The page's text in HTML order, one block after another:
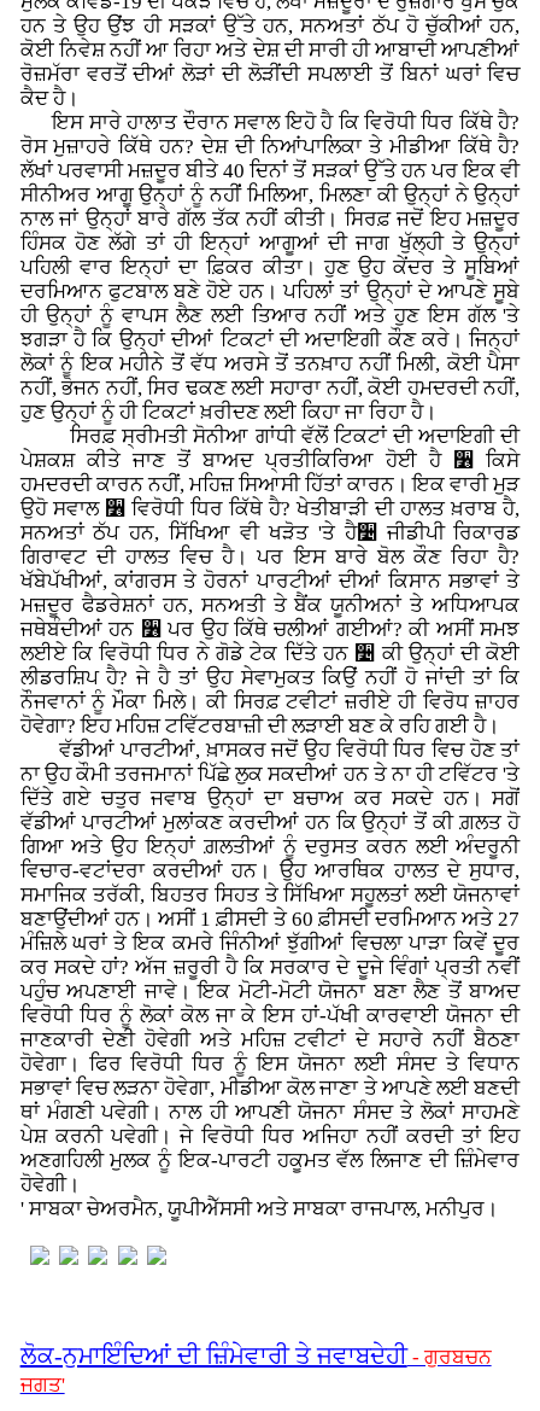
ਹਨ ਤੇ ਉਹ ਉਂਝ ਹੀ ਸੜਕਾਂ ਉੱਤੇ ਹਨ, ਸਨਅਤਾਂ ਠੱਪ ਹੋ ਚੁੱਕੀਆਂ ਹਨ,
ਕੋਈ ਨਿਵੇਸ਼ ਨਹੀਂ ਆ ਰਿਹਾ ਅਤੇ ਦੇਸ਼ ਦੀ ਸਾਰੀ ਹੀ ਆਬਾਦੀ ਆਪਣੀਆਂ
ਰੋਜ਼ਮੱਰਾ ਵਰਤੋਂ ਦੀਆਂ ਲੋੜਾਂ ਦੀ ਲੋੜੀਂਦੀ ਸਪਲਾਈ ਤੋਂ ਬਿਨਾਂ ਘਰਾਂ ਵਿਚ
ਕੈਦ ਹੈ।
ਇਸ ਸਾਰੇ ਹਾਲਾਤ ਦੌਰਾਨ ਸਵਾਲ ਇਹੋ ਹੈ ਕਿ ਵਿਰੋਧੀ ਧਿਰ ਕਿੱਥੇ ਹੈ?
ਰੋਸ ਮੁਜ਼ਾਹਰੇ ਕਿੱਥੇ ਹਨ? ਦੇਸ਼ ਦੀ ਨਿਆਂਪਾਲਿਕਾ ਤੇ ਮੀਡੀਆ ਕਿੱਥੇ ਹੈ?
ਲੱਖਾਂ ਪਰਵਾਸੀ ਮਜ਼ਦੂਰ ਬੀਤੇ 40 ਦਿਨਾਂ ਤੋਂ ਸੜਕਾਂ ਉੱਤੇ ਹਨ ਪਰ ਇਕ ਵੀ
ਸੀਨੀਅਰ ਆਗੂ ਉਨ੍ਹਾਂ ਨੂੰ ਨਹੀਂਂ ਮਿਲਿਆ, ਮਿਲਣਾ ਕੀ ਉਨ੍ਹਾਂ ਨੇ ਉਨ੍ਹਾਂ
ਨਾਲ ਜਾਂ ਉਨ੍ਹਾਂ ਬਾਰੇ ਗੱਲ ਤੱਕ ਨਹੀਂ ਕੀਤੀ। ਸਿਰਫ਼ ਜਦੋਂ ਇਹ ਮਜ਼ਦੂਰ
ਹਿੰਸਕ ਹੋਣ ਲੱਗੇ ਤਾਂ ਹੀ ਇਨ੍ਹਾਂ ਆਗੂਆਂ ਦੀ ਜਾਗ ਖੁੱਲ੍ਹੀ ਤੇ ਉਨ੍ਹਾਂ
ਪਹਿਲੀ ਵਾਰ ਇਨ੍ਹਾਂ ਦਾ ਫ਼ਿਕਰ ਕੀਤਾ। ਹੁਣ ਉਹ ਕੇਂਦਰ ਤੇ ਸੂਬਿਆਂ
ਦਰਮਿਆਨ ਫੁਟਬਾਲ ਬਣੇ ਹੋਏ ਹਨ। ਪਹਿਲਾਂ ਤਾਂ ਉਨ੍ਹਾਂ ਦੇ ਆਪਣੇ ਸੂਬੇ
ਹੀ ਉਨ੍ਹਾਂ ਨੂੰ ਵਾਪਸ ਲੈਣ ਲਈ ਤਿਆਰ ਨਹੀਂ ਅਤੇ ਹੁਣ ਇਸ ਗੱਲ 'ਤੇ
ਝਗੜਾ ਹੈ ਕਿ ਉਨ੍ਹਾਂ ਦੀਆਂ ਟਿਕਟਾਂ ਦੀ ਅਦਾਇਗੀ ਕੌਣ ਕਰੇ। ਜਿਨ੍ਹਾਂ
ਲੋਕਾਂ ਨੂੰ ਇਕ ਮਹੀਨੇ ਤੋਂ ਵੱਧ ਅਰਸੇ ਤੋਂ ਤਨਖ਼ਾਹ ਨਹੀਂ ਮਿਲੀ, ਕੋਈ ਪੈਸਾ
ਨਹੀਂ, ਭੋਜਨ ਨਹੀਂ, ਸਿਰ ਢਕਣ ਲਈ ਸਹਾਰਾ ਨਹੀਂ, ਕੋਈ ਹਮਦਰਦੀ ਨਹੀਂ,
ਹੁਣ ਉਨ੍ਹਾਂ ਨੂੰ ਹੀ ਟਿਕਟਾਂ ਖ਼ਰੀਦਣ ਲਈ ਕਿਹਾ ਜਾ ਰਿਹਾ ਹੈ।
ਸਿਰਫ਼ ਸ੍ਰੀਮਤੀ ਸੋਨੀਆ ਗਾਂਧੀ ਵੱਲੋਂ ਟਿਕਟਾਂ ਦੀ ਅਦਾਇਗੀ ਦੀ
ਪੇਸ਼ਕਸ਼ ਕੀਤੇ ਜਾਣ ਤੋਂ ਬਾਅਦ ਪ੍ਰਤੀਕਿਰਿਆ ਹੋਈ ਹੈ ૶ ਕਿਸੇ
ਹਮਦਰਦੀ ਕਾਰਨ ਨਹੀਂ, ਮਹਿਜ਼ ਸਿਆਸੀ ਹਿੱਤਾਂ ਕਾਰਨ। ਇਕ ਵਾਰੀ ਮੁੜ
ਉਹੋ ਸਵਾਲ ૶ ਵਿਰੋਧੀ ਧਿਰ ਕਿੱਥੇ ਹੈ? ਖੇਤੀਬਾੜੀ ਦੀ ਹਾਲਤ ਖ਼ਰਾਬ ਹੈ,
ਸਨਅਤਾਂ ਠੱਪ ਹਨ, ਸਿੱਖਿਆ ਵੀ ਖੜੋਤ 'ਤੇ ਹੈ૴ ਜੀਡੀਪੀ ਰਿਕਾਰਡ
ਗਿਰਾਵਟ ਦੀ ਹਾਲਤ ਵਿਚ ਹੈ। ਪਰ ਇਸ ਬਾਰੇ ਬੋਲ ਕੌਣ ਰਿਹਾ ਹੈ?
ਖੱਬੇਪੱਖੀਆਂ, ਕਾਂਗਰਸ ਤੇ ਹੋਰਨਾਂ ਪਾਰਟੀਆਂ ਦੀਆਂ ਕਿਸਾਨ ਸਭਾਵਾਂ ਤੇ
ਮਜ਼ਦੂਰ ਫੈਡਰੇਸ਼ਨਾਂ ਹਨ, ਸਨਅਤੀ ਤੇ ਬੈਂਕ ਯੂਨੀਅਨਾਂ ਤੇ ਅਧਿਆਪਕ
ਜਥੇਬੰਦੀਆਂ ਹਨ ૶ ਪਰ ਉਹ ਕਿੱਥੇ ਚਲੀਆਂ ਗਈਆਂ? ਕੀ ਅਸੀਂ ਸਮਝ
ਲਈਏ ਕਿ ਵਿਰੋਧੀ ਧਿਰ ਨੇ ਗੋਡੇ ਟੇਕ ਦਿੱਤੇ ਹਨ ૴ ਕੀ ਉਨ੍ਹਾਂ ਦੀ ਕੋਈ
ਲੀਡਰਸ਼ਿਪ ਹੈ? ਜੇ ਹੈ ਤਾਂ ਉਹ ਸੇਵਾਮੁਕਤ ਕਿਉਂ ਨਹੀਂ ਹੋ ਜਾਂਦੀ ਤਾਂ ਕਿ
ਨੌਜਵਾਨਾਂ ਨੂੰ ਮੌਕਾ ਮਿਲੇ। ਕੀ ਸਿਰਫ਼ ਟਵੀਟਾਂ ਜ਼ਰੀਏ ਹੀ ਵਿਰੋਧ ਜ਼ਾਹਰ
ਹੋਵੇਗਾ? ਇਹ ਮਹਿਜ਼ ਟਵਿੱਟਰਬਾਜ਼ੀ ਦੀ ਲੜਾਈ ਬਣ ਕੇ ਰਹਿ ਗਈ ਹੈ।
ਵੱਡੀਆਂ ਪਾਰਟੀਆਂ, ਖ਼ਾਸਕਰ ਜਦੋਂ ਉਹ ਵਿਰੋਧੀ ਧਿਰ ਵਿਚ ਹੋਣ ਤਾਂ
ਨਾ ਉਹ ਕੌਮੀ ਤਰਜਮਾਨਾਂ ਪਿੱਛੇ ਲੁਕ ਸਕਦੀਆਂ ਹਨ ਤੇ ਨਾ ਹੀ ਟਵਿੱਟਰ 'ਤੇ
ਦਿੱਤੇ ਗਏ ਚਤੁਰ ਜਵਾਬ ਉਨ੍ਹਾਂ ਦਾ ਬਚਾਅ ਕਰ ਸਕਦੇ ਹਨ। ਸਗੋਂ
ਵੱਡੀਆਂ ਪਾਰਟੀਆਂ ਮੁਲਾਂਕਣ ਕਰਦੀਆਂ ਹਨ ਕਿ ਉਨ੍ਹਾਂ ਤੋਂ ਕੀ ਗ਼ਲਤ ਹੋ
ਗਿਆ ਅਤੇ ਉਹ ਇਨ੍ਹਾਂ ਗ਼ਲਤੀਆਂ ਨੂੰ ਦਰੁਸਤ ਕਰਨ ਲਈ ਅੰਦਰੂਨੀ
ਵਿਚਾਰ-ਵਟਾਂਦਰਾ ਕਰਦੀਆਂ ਹਨ। ਉਹ ਆਰਥਿਕ ਹਾਲਤ ਦੇ ਸੁਧਾਰ,
ਸਮਾਜਿਕ ਤਰੱਕੀ, ਬਿਹਤਰ ਸਿਹਤ ਤੇ ਸਿੱਖਿਆ ਸਹੂਲਤਾਂ ਲਈ ਯੋਜਨਾਵਾਂ
ਬਣਾਉਂਦੀਆਂ ਹਨ। ਅਸੀਂ 1 ਫ਼ੀਸਦੀ ਤੇ 60 ਫ਼ੀਸਦੀ ਦਰਮਿਆਨ ਅਤੇ 27
ਮੰਜ਼ਿਲੇ ਘਰਾਂ ਤੇ ਇਕ ਕਮਰੇ ਜਿੰਨੀਆਂ ਝੁੱਗੀਆਂ ਵਿਚਲਾ ਪਾੜਾ ਕਿਵੇਂ ਦੂਰ
ਕਰ ਸਕਦੇ ਹਾਂ? ਅੱਜ ਜ਼ਰੂਰੀ ਹੈ ਕਿ ਸਰਕਾਰ ਦੇ ਦੂਜੇ ਵਿੰਗਾਂ ਪ੍ਰਤੀ ਨਵੀਂ
ਪਹੁੰਚ ਅਪਣਾਈ ਜਾਵੇ। ਇਕ ਮੋਟੀ-ਮੋਟੀ ਯੋਜਨਾ ਬਣਾ ਲੈਣ ਤੋਂ ਬਾਅਦ
ਵਿਰੋਧੀ ਧਿਰ ਨੂੰ ਲੋਕਾਂ ਕੋਲ ਜਾ ਕੇ ਇਸ ਹਾਂ-ਪੱਖੀ ਕਾਰਵਾਈ ਯੋਜਨਾ ਦੀ
ਜਾਣਕਾਰੀ ਦੇਣੀ ਹੋਵੇਗੀ ਅਤੇ ਮਹਿਜ਼ ਟਵੀਟਾਂ ਦੇ ਸਹਾਰੇ ਨਹੀਂ ਬੈਠਣਾ
ਹੋਵੇਗਾ। ਫਿਰ ਵਿਰੋਧੀ ਧਿਰ ਨੂੰ ਇਸ ਯੋਜਨਾ ਲਈ ਸੰਸਦ ਤੇ ਵਿਧਾਨ
ਸਭਾਵਾਂ ਵਿਚ ਲੜਨਾ ਹੋਵੇਗਾ, ਮੀਡੀਆ ਕੋਲ ਜਾਣਾ ਤੇ ਆਪਣੇ ਲਈ ਬਣਦੀ
ਥਾਂ ਮੰਗਣੀ ਪਵੇਗੀ। ਨਾਲ ਹੀ ਆਪਣੀ ਯੋਜਨਾ ਸੰਸਦ ਤੇ ਲੋਕਾਂ ਸਾਹਮਣੇ
ਪੇਸ਼ ਕਰਨੀ ਪਵੇਗੀ। ਜੇ ਵਿਰੋਧੀ ਧਿਰ ਅਜਿਹਾ ਨਹੀਂ ਕਰਦੀ ਤਾਂ ਇਹ
ਅਣਗਹਿਲੀ ਮੁਲਕ ਨੂੰ ਇਕ-ਪਾਰਟੀ ਹਕੂਮਤ ਵੱਲ ਲਿਜਾਣ ਦੀ ਜ਼ਿੰਮੇਵਾਰ
ਹੋਵੇਗੀ।
' ਸਾਬਕਾ ਚੇਅਰਮੈਨ, ਯੂਪੀਐੱਸਸੀ ਅਤੇ ਸਾਬਕਾ ਰਾਜਪਾਲ, ਮਨੀਪੁਰ।
ਲੋਕ-ਨੁਮਾਇੰਦਿਆਂ ਦੀ ਜ਼ਿੰਮੇਵਾਰੀ ਤੇ ਜਵਾਬਦੇਹੀ- ਗੁਰਬਚਨ
ਜਗਤ'